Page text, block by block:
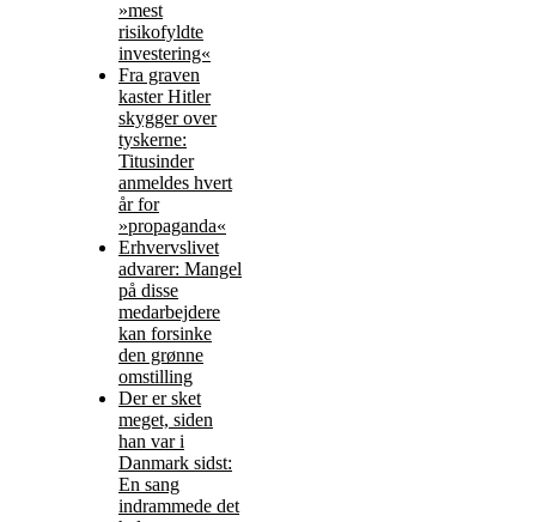
»mest
risikofyldte
investering«
Fra graven
kaster Hitler
skygger over
tyskerne:
Titusinder
anmeldes hvert
år for
»propaganda«
Erhvervslivet
advarer: Mangel
på disse
medarbejdere
kan forsinke
den grønne
omstilling
Der er sket
meget, siden
han var i
Danmark sidst:
En sang
indrammede det